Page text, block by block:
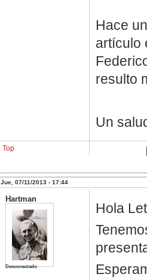
Hace
artículo
resulto
Un
Top
Jue, 07/11/2013 - 17:44
Hartman
Desconectado
Hola